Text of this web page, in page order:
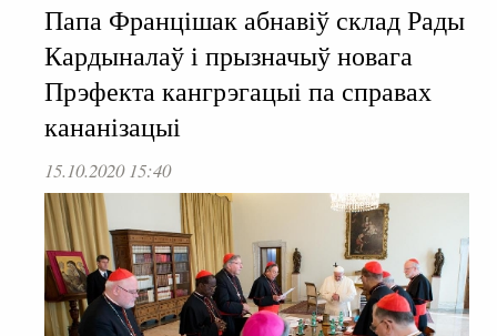
Папа Францішак абнавіў склад Рады
Кардыналаў і прызначыў новага
Прэфекта кангрэгацыі па справах
кананізацыі
15.10.2020 15:40